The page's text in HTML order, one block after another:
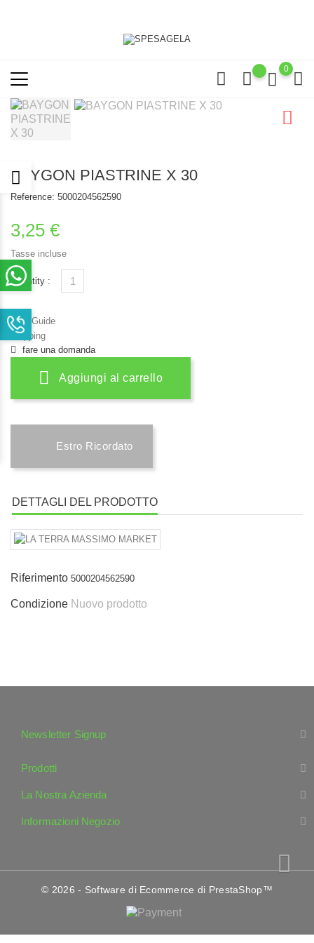
0
BAYGON PIASTRINE X 30
Reference: 5000204562590
3,25 €
Tasse incluse
Quantity :
Size Guide
Shipping
fare una domanda
Aggiungi al carrello
Estro Ricordato
DETTAGLI DEL PRODOTTO
Riferimento 5000204562590
Condizione Nuovo prodotto
Newsletter Signup
Prodotti
La Nostra Azienda
Informazioni Negozio
© 2026 - Software di Ecommerce di PrestaShop™